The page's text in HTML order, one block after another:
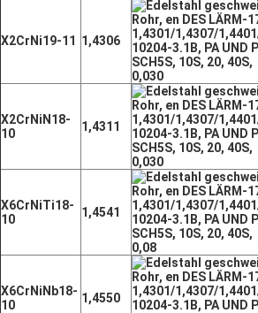
X2CrNi19-11 1,4306
0,030
X2CrNiN18-
10
1,4311
0,030
X6CrNiTi18-
10
1,4541
0,08
X6CrNiNb18-
10
1,4550